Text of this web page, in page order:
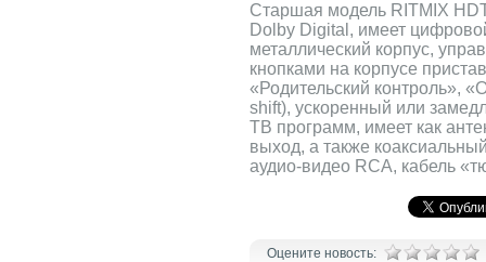
Старшая модель RITMIX
Dolby Digital, имеет
металлический корпус,
кнопками на корпусе
«Родительский контроль»,
shift), ускоренный или
ТВ программ, имеет как
выход, а также
аудио-видео RCA, кабель
Оцените новость: